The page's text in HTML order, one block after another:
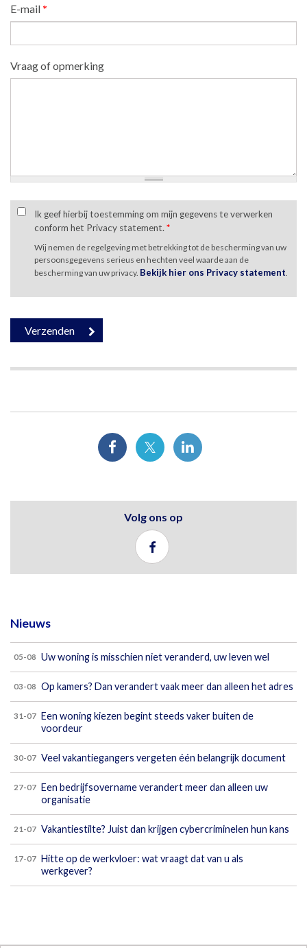
E-mail *
Vraag of opmerking
Ik geef hierbij toestemming om mijn gegevens te verwerken
conform het Privacy statement. *
Wij nemen de regelgeving met betrekking tot de bescherming van uw
persoonsgegevens serieus en hechten veel waarde aan de
bescherming van uw privacy. Bekijk hier ons Privacy statement.
Volg ons op
Nieuws
05-08 Uw woning is misschien niet veranderd, uw leven wel
03-08 Op kamers? Dan verandert vaak meer dan alleen het adres
31-07 Een woning kiezen begint steeds vaker buiten de
voordeur
30-07 Veel vakantiegangers vergeten één belangrijk document
27-07 Een bedrijfsovername verandert meer dan alleen uw
organisatie
21-07 Vakantiestilte? Juist dan krijgen cybercriminelen hun kans
17-07 Hitte op de werkvloer: wat vraagt dat van u als
werkgever?